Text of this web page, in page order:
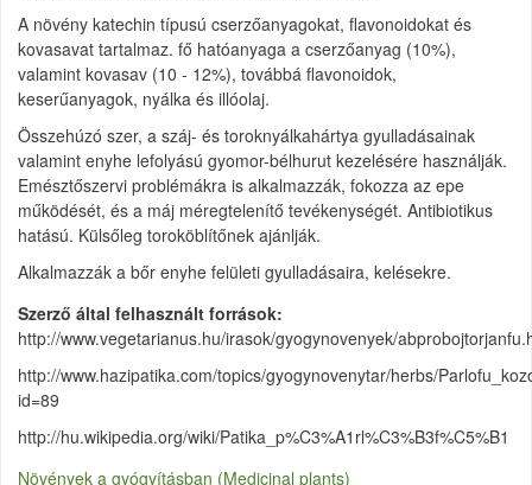
A növény katechin típusú cserzőanyagokat, flavonoidokat és
kovasavat tartalmaz. fő hatóanyaga a cserzőanyag (10%),
valamint kovasav (10 - 12%), továbbá flavonoidok,
keserűanyagok, nyálka és illóolaj.
Összehúzó szer, a száj- és toroknyálkahártya gyulladásainak
valamint enyhe lefolyású gyomor-bélhurut kezelésére használják.
Emésztőszervi problémákra is alkalmazzák, fokozza az epe
működését, és a máj méregtelenítő tevékenységét. Antibiotikus
hatású. Külsőleg toroköblítőnek ajánlják.
Alkalmazzák a bőr enyhe felületi gyulladásaira, kelésekre.
Szerző által felhasznált források
http://www.vegetarianus.hu/irasok/gyogynovenyek/
http://www.hazipatika.com/topics/gyogynovenytar/herbs/
id=89
http://hu.wikipedia.org/wiki/Patika_p%C3%A1rl%C3%B3f%C5%B1
Növények a gyógyításban (Medicinal plants)